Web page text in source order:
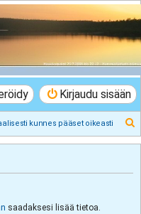
Kirjaudu sisään
kunnes pääset oikeasti
saadaksesi lisää tietoa.